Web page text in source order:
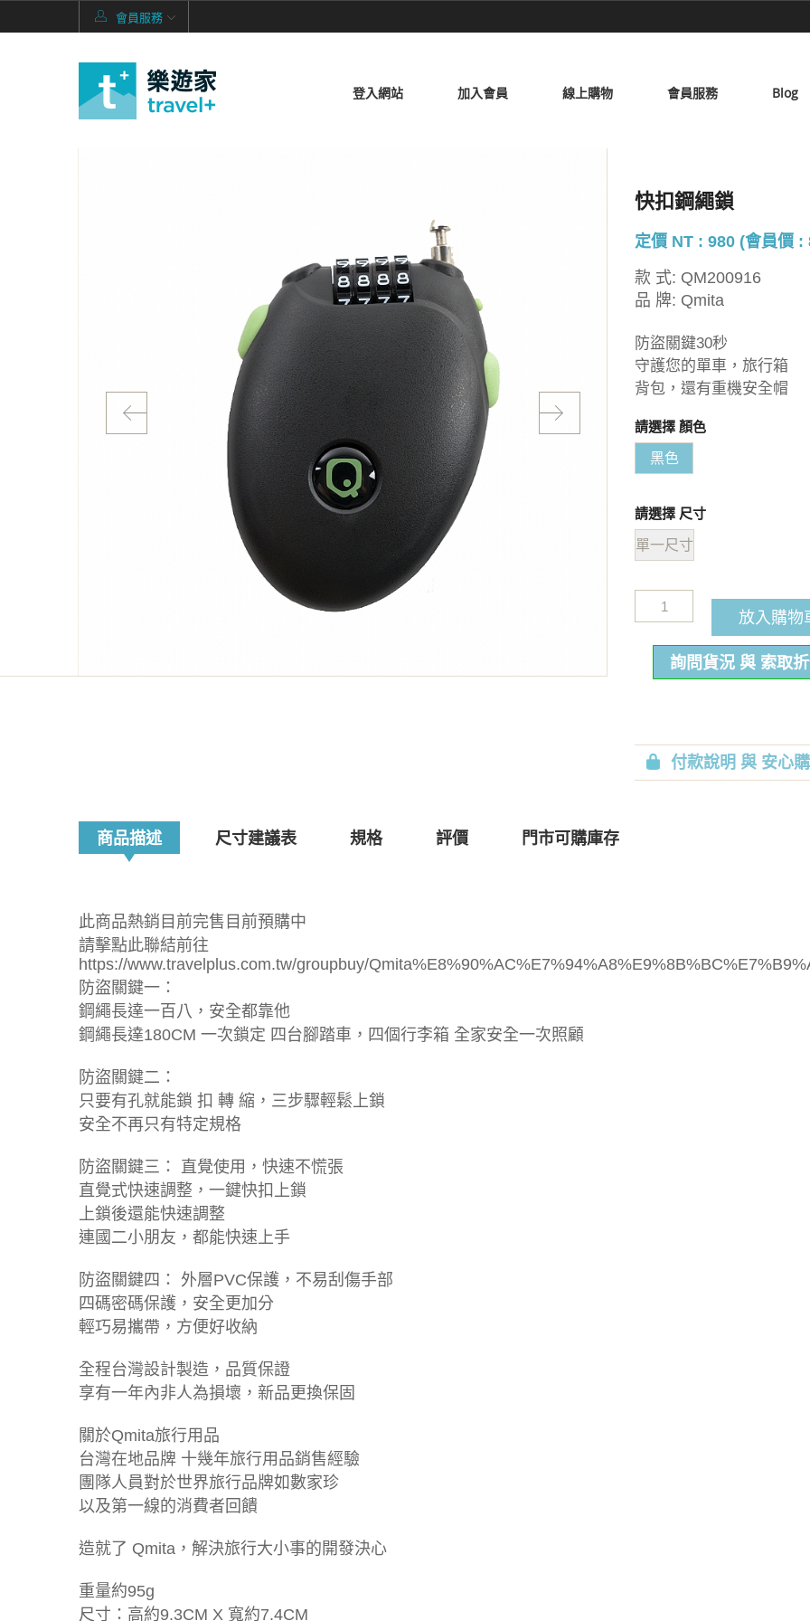
會員服務
登入網站 加入會員 線上購物 會員服務 Blog
快扣鋼繩鎖
定價 NT : 980 (會員價 :
款 式: QM200916
品 牌: Qmita
防盜關鍵30秒
守護您的單車，旅行箱
背包，還有重機安全帽
請選擇 顏色
黑色
請選擇 尺寸
單一尺寸
放入購物
詢問貨況 與 索取
付款說明 與 安心
商品描述 尺寸建議表 規格 評價 門市可購庫存
此商品熱銷目前完售目前預購中
請擊點此聯結前往
https://www.travelplus.com.tw/groupbuy/
防盜關鍵一：
鋼繩長達一百八，安全都靠他
鋼繩長達180CM 一次鎖定 四台腳踏車，四個行李箱 全家安全一次照顧
防盜關鍵二：
只要有孔就能鎖 扣 轉 縮，三步驟輕鬆上鎖
安全不再只有特定規格
防盜關鍵三： 直覺使用，快速不慌張
直覺式快速調整，一鍵快扣上鎖
上鎖後還能快速調整
連國二小朋友，都能快速上手
防盜關鍵四： 外層PVC保護，不易刮傷手部
四碼密碼保護，安全更加分
輕巧易攜帶，方便好收納
全程台灣設計製造，品質保證
享有一年內非人為損壞，新品更換保固
關於Qmita旅行用品
台灣在地品牌 十幾年旅行用品銷售經驗
團隊人員對於世界旅行品牌如數家珍
以及第一線的消費者回饋
造就了 Qmita，解決旅行大小事的開發決心
重量約95g
尺寸：高約9.3CM X 寬約7.4CM